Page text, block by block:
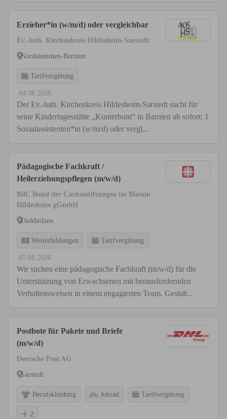
Erzieher*in (w/m/d) oder vergleichbar
Ev.-luth. Kirchenkreis Hildesheim-Sarstedt
Nordstemmen-Barnten
Tarifvergütung
04.08.2026
Der Ev.-luth. Kirchenkreis Hildesheim-Sarstedt sucht für
seine Kindertagesstätte „Kunterbunt“ in Barnten ab sofort: 1
Sozialassistenten*in (w/m/d) oder vergl...
Pädagogische Fachkraft /
Heilerziehungspflegen (m/w/d)
BdC Bund der Caritasstiftungen im Bistum
Hildesheim gGmbH
Diekholzen
Weiterbildungen Tarifvergütung
07.08.2026
Wir suchen eine pädagogische Fachkraft (m/w/d) für die
Unterstützung von Erwachsenen mit herausfordernden
Verhaltensweisen in einem engagierten Team. Gestalt...
Postbote für Pakete und Briefe
(m/w/d)
Deutsche Post AG
Sarstedt
Berufskleidung Jobrad Tarifvergütung
2